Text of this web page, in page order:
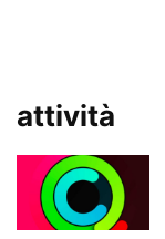
attività